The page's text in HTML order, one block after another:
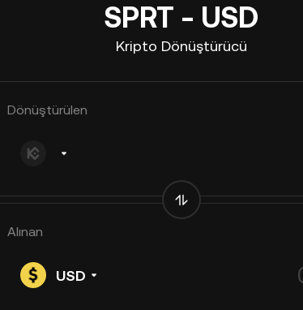
SPRT - USD
Kripto Dönüştürücü
Dönüştürülen
Alınan
USD